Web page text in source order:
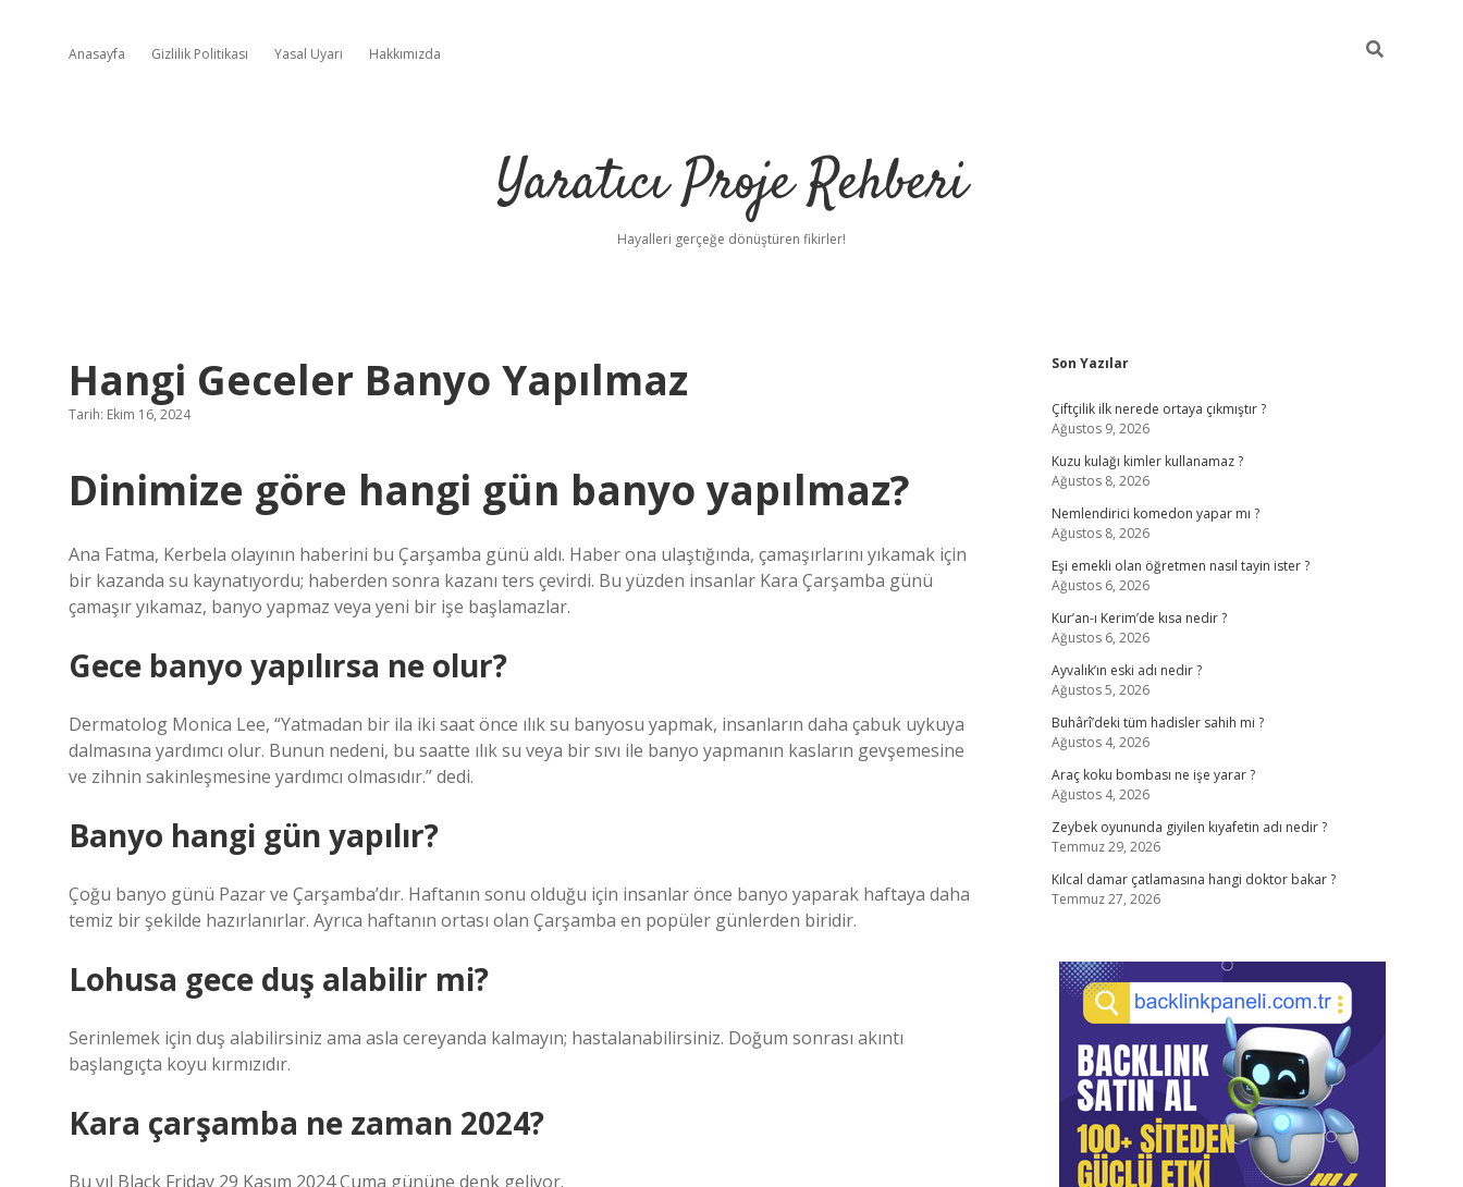
Anasayfa Gizlilik Politikası Yasal Uyarı Hakkımızda
Yaratıcı Proje Rehberi
Hayalleri gerçeğe dönüştüren fikirler!
Hangi Geceler Banyo Yapılmaz
Tarih: Ekim 16, 2024
Dinimize göre hangi gün banyo yapılmaz?
Ana Fatma, Kerbela olayının haberini bu Çarşamba günü aldı. Haber ona ulaştığında, çamaşırlarını yıkamak için
bir kazanda su kaynatıyordu; haberden sonra kazanı ters çevirdi. Bu yüzden insanlar Kara Çarşamba günü
çamaşır yıkamaz, banyo yapmaz veya yeni bir işe başlamazlar.
Gece banyo yapılırsa ne olur?
Dermatolog Monica Lee, “Yatmadan bir ila iki saat önce ılık su banyosu yapmak, insanların daha çabuk uykuya
dalmasına yardımcı olur. Bunun nedeni, bu saatte ılık su veya bir sıvı ile banyo yapmanın kasların gevşemesine
ve zihnin sakinleşmesine yardımcı olmasıdır.” dedi.
Banyo hangi gün yapılır?
Çoğu banyo günü Pazar ve Çarşamba’dır. Haftanın sonu olduğu için insanlar önce banyo yaparak haftaya daha
temiz bir şekilde hazırlanırlar. Ayrıca haftanın ortası olan Çarşamba en popüler günlerden biridir.
Lohusa gece duş alabilir mi?
Serinlemek için duş alabilirsiniz ama asla cereyanda kalmayın; hastalanabilirsiniz. Doğum sonrası akıntı
başlangıçta koyu kırmızıdır.
Kara çarşamba ne zaman 2024?
Bu yıl Black Friday 29 Kasım 2024 Cuma gününe denk geliyor.
Sidebar
Son Yazılar
Çiftçilik ilk nerede ortaya çıkmıştır ?
Ağustos 9, 2026
Kuzu kulağı kimler kullanamaz ?
Ağustos 8, 2026
Nemlendirici komedon yapar mı ?
Ağustos 8, 2026
Eşi emekli olan öğretmen nasıl tayin ister ?
Ağustos 6, 2026
Kur’an-ı Kerim’de kısa nedir ?
Ağustos 6, 2026
Ayvalık’ın eski adı nedir ?
Ağustos 5, 2026
Buhârî’deki tüm hadisler sahih mi ?
Ağustos 4, 2026
Araç koku bombası ne işe yarar ?
Ağustos 4, 2026
Zeybek oyununda giyilen kıyafetin adı nedir ?
Temmuz 29, 2026
Kılcal damar çatlamasına hangi doktor bakar ?
Temmuz 27, 2026